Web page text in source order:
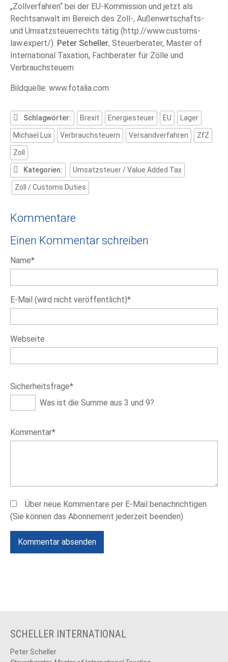
„Zollverfahren“ bei der EU-Kommission und jetzt als
Rechtsanwalt im Bereich des Zoll-, Außenwirtschafts-
und Umsatzsteuerrechts tätig (http://www.customs-
law.expert/). Peter Scheller, Steuerberater, Master of
International Taxation, Fachberater für Zölle und
Verbrauchsteuern
Bildquelle: www.fotalia.com
Schlagwörter: Brexit Energiesteuer EU Lager
Michael Lux Verbrauchsteuern Versandverfahren ZfZ
Zoll
Kategorien: Umsatzsteuer / Value Added Tax
Zoll / Customs Duties
Kommentare
Einen Kommentar schreiben
Pflichtfeld
Name*
Pflichtfeld
E-Mail (wird nicht veröffentlicht)*
Webseite
Pflichtfeld
Sicherheitsfrage*
Was ist die Summe aus 3 und 9?
Pflichtfeld
Kommentar*
Über neue Kommentare per E-Mail benachrichtigen
(Sie können das Abonnement jederzeit beenden)
Kommentar absenden
SCHELLER INTERNATIONAL
Peter Scheller